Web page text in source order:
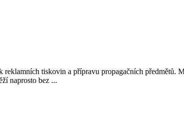
reklamních tiskovin a přípravu propagačních
naprosto bez ...